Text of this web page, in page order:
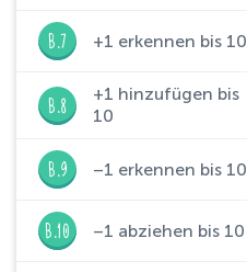
B.7 +1 erkennen bis 10
B.8
+1 hinzufügen bis
10
B.9 –1 erkennen bis 10
B.10 –1 abziehen bis 10